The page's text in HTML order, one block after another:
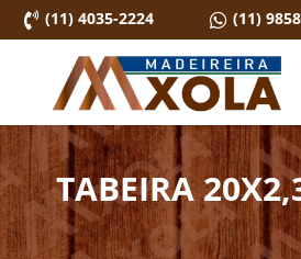
 (11) 4035-2224  (11)
TABEIRA